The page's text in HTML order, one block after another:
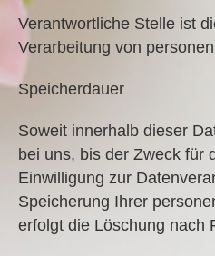
Verantwortliche Stelle ist
Verarbeitung von
Speicherdauer
Soweit innerhalb dieser
bei uns, bis der Zweck für
Einwilligung zur
Speicherung Ihrer
erfolgt die Löschung nach